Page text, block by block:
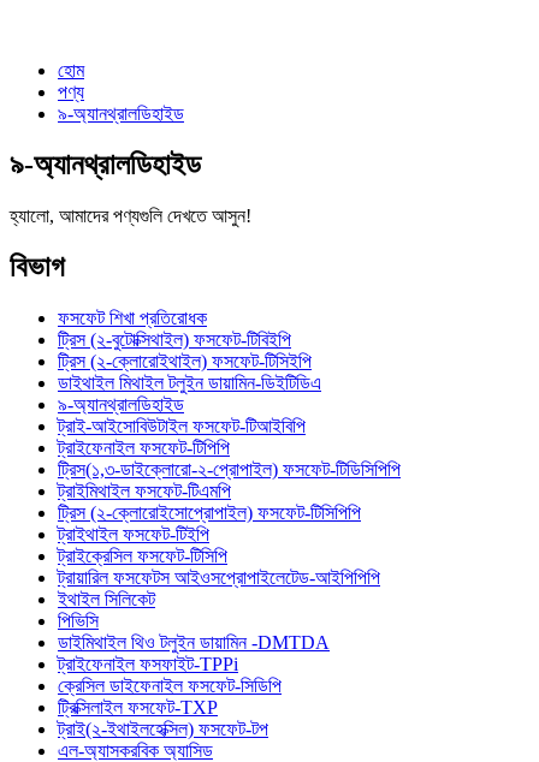
হোম
পণ্য
৯-অ্যানথ্রালডিহাইড
৯-অ্যানথ্রালডিহাইড
হ্যালো, আমাদের পণ্যগুলি দেখতে আসুন!
বিভাগ
ফসফেট শিখা প্রতিরোধক
ট্রিস (২-বুটোক্সিথাইল) ফসফেট-টিবিইপি
ট্রিস (২-ক্লোরোইথাইল) ফসফেট-টিসিইপি
ডাইথাইল মিথাইল টলুইন ডায়ামিন-ডিইটিডিএ
৯-অ্যানথ্রালডিহাইড
ট্রাই-আইসোবিউটাইল ফসফেট-টিআইবিপি
ট্রাইফেনাইল ফসফেট-টিপিপি
ট্রিস(১,৩-ডাইক্লোরো-২-প্রোপাইল) ফসফেট-টিডিসিপিপি
ট্রাইমিথাইল ফসফেট-টিএমপি
ট্রিস (২-ক্লোরোইসোপ্রোপাইল) ফসফেট-টিসিপিপি
ট্রাইথাইল ফসফেট-টিইপি
ট্রাইক্রেসিল ফসফেট-টিসিপি
ট্রায়ারিল ফসফেটস আইওসপ্রোপাইলেটেড-আইপিপিপি
ইথাইল সিলিকেট
পিভিসি
ডাইমিথাইল থিও টলুইন ডায়ামিন -DMTDA
ট্রাইফেনাইল ফসফাইট-TPPi
ক্রেসিল ডাইফেনাইল ফসফেট-সিডিপি
ট্রিক্সিলাইল ফসফেট-TXP
ট্রাই(২-ইথাইলহেক্সিল) ফসফেট-টপ
এল-অ্যাসকরবিক অ্যাসিড